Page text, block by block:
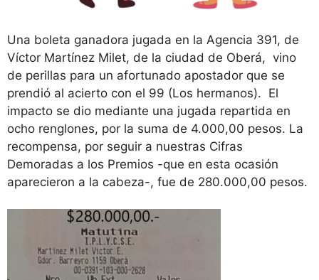
Una boleta ganadora jugada en la Agencia 391, de
Víctor Martínez Milet, de la ciudad de Oberá, vino
de perillas para un afortunado apostador que se
prendió al acierto con el 99 (Los hermanos). El
impacto se dio mediante una jugada repartida en
ocho renglones, por la suma de 4.000,00 pesos. La
recompensa, por seguir a nuestras Cifras
Demoradas a los Premios -que en esta ocasión
aparecieron a la cabeza-, fue de 280.000,00 pesos.